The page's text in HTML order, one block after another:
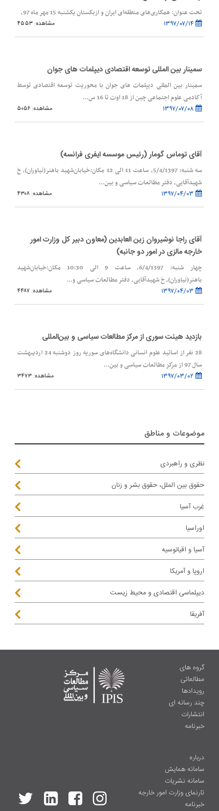
تحت عنوان: همکاری‌های منطقه‌ای ایران و ازبکستان یکشنبه 15 مهر ماه 97،
مشاهده: ۴۵۵۳
سمینار بین المللی توسعه اقتصادی دیپلمات های جوان
سمینار بین المللی دیپلمات های جوان با محوریت توسعه اقتصادی توسط
آکادمی علوم اجتماعی چین از 18 اوت تا 16 س...
مشاهده: ۵۰۵۶
آقای توماس گومار (رئیس موسسه ایفری فرانسه)
سه شنبه: 5/4/1397، ساعت 11 الی 12 مکان:‌خیابان‌شهید باهنر(نیاوران)، خ
شهیدآقایی، دفتر مطالعات سیاسی و بین...
مشاهده: ۴۳۰۸
آقای راجا نوشیروان زین العابدین (معاون دبیر کل وزارت امور
خارجه مالزی در امور دو جانبه)
چهار شنبه: 6/4/1397، ساعت 9 الی 10:30 مکان:‌خیابان‌شهید
باهنر(نیاوران)، خ شهیدآقایی، دفتر مطالعات سیاسی و...
مشاهده: ۴۴۸۷
بازدید هیئت سوری از مرکز مطالعات سیاسی و بین‌المللی
28 نفر از اساتید علوم انسانی دانشگاه‌های سوریه روز دوشنبه 24 اردیبهشت
سال 97 از مرکز مطالعات سیاسی و بین‌...
مشاهده: ۳۴۷۳
موضوعات و مناطق
نظری و راهبردی
حقوق بین الملل، حقوق بشر و زنان
غرب آسیا
اوراسیا
آسیا و اقیانوسیه
اروپا و آمریکا
دیپلماسی اقتصادی و محیط زیست
آفریقا
گروه های
مطالعاتی
رویدادها
چند رسانه ای
انتشارات
خبرنامه
درباره
سامانه همایش
سامانه نشریات
تارنمای وزارت امور خارجه
خبرنامه